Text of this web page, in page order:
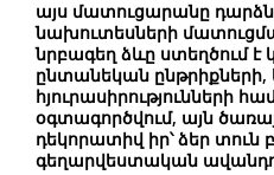
այս մատուցարանը
նախուտեսների
նրբագեղ ձևը ստեղծում է
ընտանեկան
հյուրասիրությունների
օգտագործվում, այն
դեկորատիվ իր՝ ձեր տուն
գեղարվեստական